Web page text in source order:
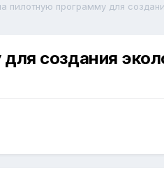
создания